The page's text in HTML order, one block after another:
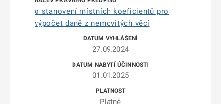
o stanovení místních koeficientů pro
výpočet daně z nemovitých věcí
27.09.2024
01.01.2025
Platné